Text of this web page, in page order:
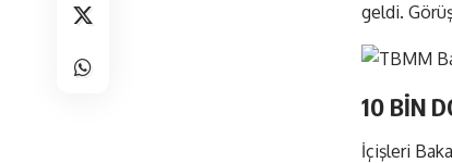
geldi.
10 BİN
İçişleri